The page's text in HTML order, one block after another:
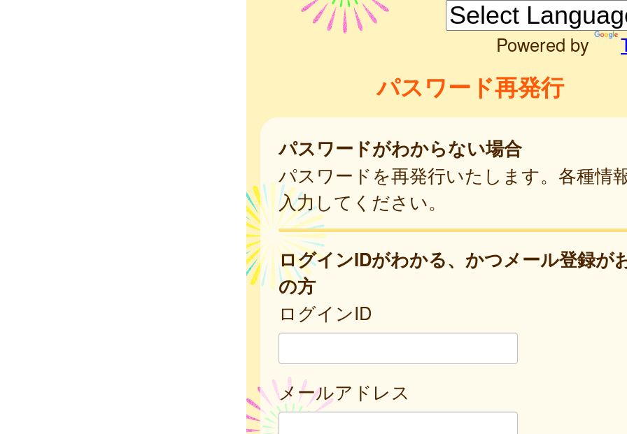
Powered by
パスワード再発行
パスワードがわからない場合
パスワードを再発行いたします。各種情
入力してください。
ログインIDがわかる、かつメール登録が
の方
ログインID
メールアドレス